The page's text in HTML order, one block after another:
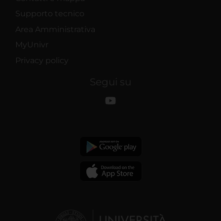
Supporto tecnico
Area Amministrativa
MyUnivr
Privacy policy
Segui su